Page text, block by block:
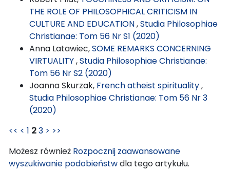
THE ROLE OF PHILOSOPHICAL CRITICISM IN
CULTURE AND EDUCATION,Studia Philosophiae
Christianae: Tom 56 Nr S1 (2020)
Anna Latawiec,SOME REMARKS CONCERNING
VIRTUALITY,Studia Philosophiae Christianae:
Tom 56 Nr S2 (2020)
Joanna Skurzak, French atheist spirituality,
Studia Philosophiae Christianae: Tom 56 Nr 3
(2020)
<< < 1 23 > >>
Możesz również Rozpocznij zaawansowane
wyszukiwanie podobieństwdla tego artykułu.